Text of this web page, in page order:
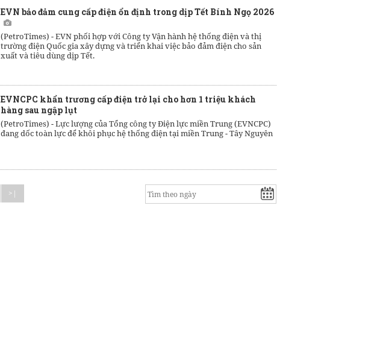
EVN bảo đảm cung cấp điện ổn định trong dịp Tết Bính Ngọ 2026
(PetroTimes) -EVN phối hợp với Công ty Vận hành hệ thống điện và thị
trường điện Quốc gia xây dựng và triển khai việc bảo đảm điện cho sản
xuất và tiêu dùng dịp Tết.
EVNCPC khẩn trương cấp điện trở lại cho hơn 1 triệu khách
hàng sau ngập lụt
(PetroTimes) -Lực lượng của Tổng công ty Điện lực miền Trung (EVNCPC)
đang dốc toàn lực để khôi phục hệ thống điện tại miền Trung - Tây Nguyên
>|